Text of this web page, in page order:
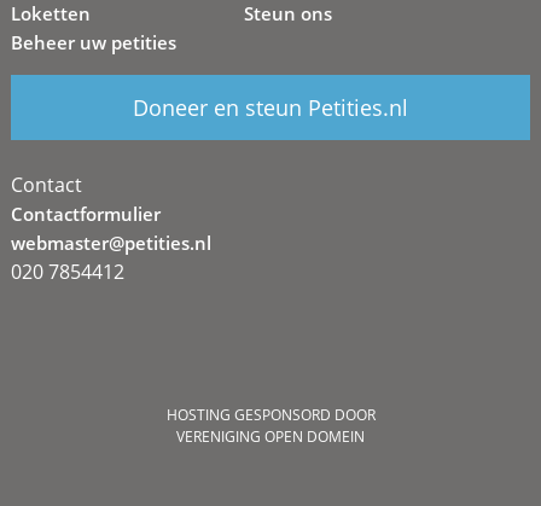
Loketten
Beheer uw petities
Steun ons
Doneer en steun Petities.nl
Contact
Contactformulier
webmaster@petities.nl
020 7854412
HOSTING GESPONSORD DOOR
VERENIGING OPEN DOMEIN